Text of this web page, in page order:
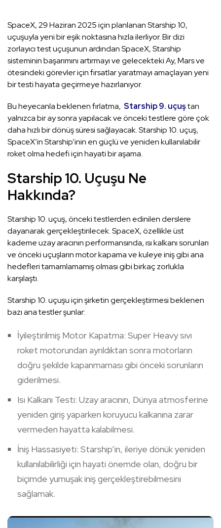
SpaceX, 29 Haziran 2025 için planlanan Starship 10,
uçuşuyla yeni bir eşik noktasına hızla ilerliyor. Bir dizi
zorlayıcı test uçuşunun ardından SpaceX, Starship
sisteminin başarımını artırmayı ve gelecekteki Ay, Mars ve
ötesindeki görevler için fırsatlar yaratmayı amaçlayan yeni
bir testi hayata geçirmeye hazırlanıyor.
Bu heyecanla beklenen fırlatma, Starship 9. uçuştan
yalnızca bir ay sonra yapılacak ve önceki testlere göre çok
daha hızlı bir dönüş süresi sağlayacak. Starship 10. uçuş,
SpaceX’in Starship’inin en güçlü ve yeniden kullanılabilir
roket olma hedefi için hayati bir aşama.
Starship 10. Uçuşu Ne
Hakkında?
Starship 10. uçuş, önceki testlerden edinilen derslere
dayanarak gerçekleştirilecek. SpaceX, özellikle üst
kademe uzay aracının performansında, ısı kalkanı sorunları
ve önceki uçuşların motor kapama ve kuleye iniş gibi ana
hedefleri tamamlamamış olması gibi birkaç zorlukla
karşılaştı.
Starship 10. uçuşu için şirketin gerçekleştirmesi beklenen
bazı ana testler şunlar:
İyileştirilmiş Motor Kapatma: Super Heavy sıvı
roket motorundan ayrıldıktan sonra motorların
doğru şekilde kapanmaması gibi önceki sorunların
giderilmesi.
Isı Kalkanı Testi: Uzay aracının, Dünya atmosferine
yeniden giriş yaparken koruyucu kalkanına zarar
vermeden hayatta kalabilmesi.
İniş Hassasiyeti: Starship’in, ileriye dönük yeniden
kullanılabilirliği için hayati önemde olan, doğru bir
biçimde yumuşak iniş gerçekleştirebilmesini
sağlamak.